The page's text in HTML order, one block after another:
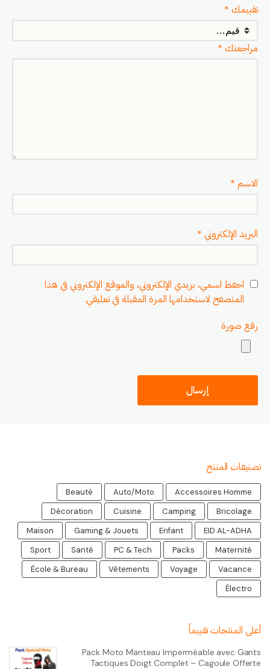
تقييمك *
مراجعتك *
الاسم *
البريد الإلكتروني *
احفظ اسمي، بريدي الإلكتروني، والموقع الإلكتروني في هذا
المتصفح لاستخدامها المرة المقبلة في تعليقي.
رفع صورة
تصنيفات المنتج
Accessoires Homme
Auto/Moto
Beauté
Bricolage
Camping
Cuisine
Décoration
EID AL-ADHA
Enfant
Gaming & Jouets
Maison
Maternité
Packs
PC & Tech
Santé
Sport
Vacance
Voyage
Vêtements
École & Bureau
Électro
أعلى المنتجات تقييماً
Pack Moto Manteau Imperméable avec Gants
Tactiques Doigt Complet – Cagoule Offerte